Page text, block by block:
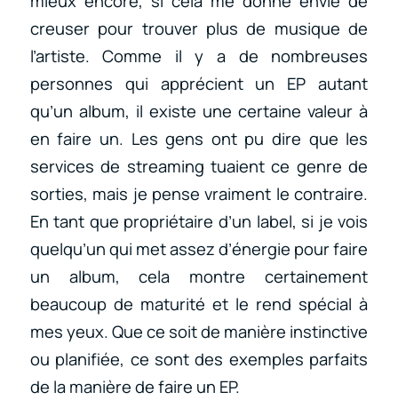
creuser pour trouver plus de musique de
l’artiste. Comme il y a de nombreuses
personnes qui apprécient un EP autant
qu’un album, il existe une certaine valeur à
en faire un. Les gens ont pu dire que les
services de streaming tuaient ce genre de
sorties, mais je pense vraiment le contraire.
En tant que propriétaire d’un label, si je vois
quelqu’un qui met assez d’énergie pour faire
un album, cela montre certainement
beaucoup de maturité et le rend spécial à
mes yeux. Que ce soit de manière instinctive
ou planifiée, ce sont des exemples parfaits
de la manière de faire un EP.